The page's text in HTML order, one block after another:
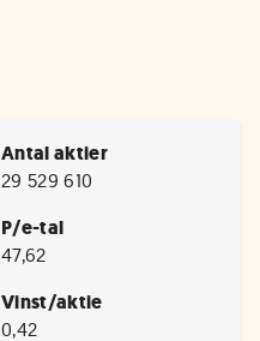
Antal aktier
29 529 610
P/e-tal
47,62
Vinst/aktie
0,42